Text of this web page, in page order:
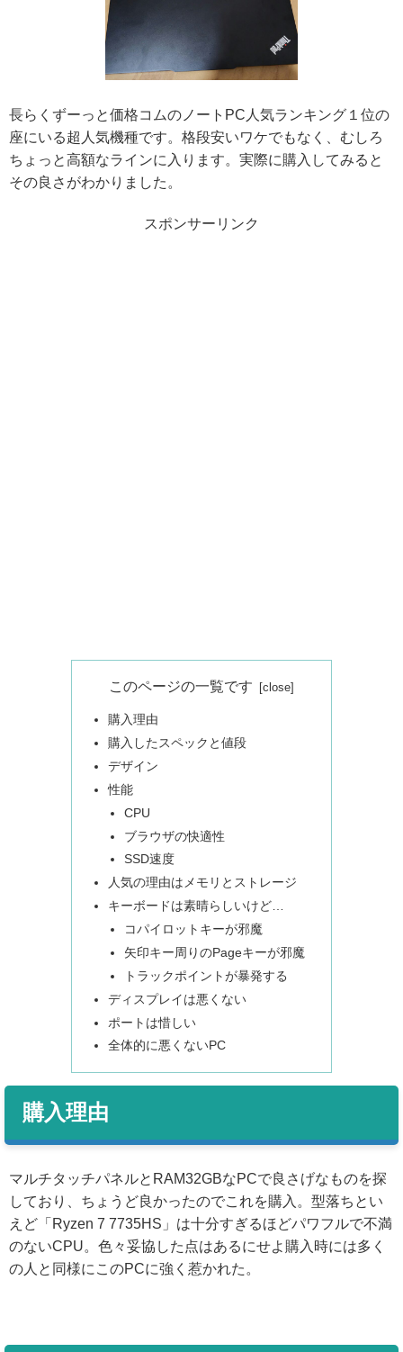
長らくずーっと価格コムのノートPC人気ランキング１位の
座にいる超人気機種です。格段安いワケでもなく、むしろ
ちょっと高額なラインに入ります。実際に購入してみると
その良さがわかりました。
スポンサーリンク
このページの一覧です
購入理由
購入したスペックと値段
デザイン
性能
CPU
ブラウザの快適性
SSD速度
人気の理由はメモリとストレージ
キーボードは素晴らしいけど…
コパイロットキーが邪魔
矢印キー周りのPageキーが邪魔
トラックポイントが暴発する
ディスプレイは悪くない
ポートは惜しい
全体的に悪くないPC
購入理由
マルチタッチパネルとRAM32GBなPCで良さげなものを探
しており、ちょうど良かったのでこれを購入。型落ちとい
えど「Ryzen 7 7735HS」は十分すぎるほどパワフルで不満
のないCPU。色々妥協した点はあるにせよ購入時には多く
の人と同様にこのPCに強く惹かれた。